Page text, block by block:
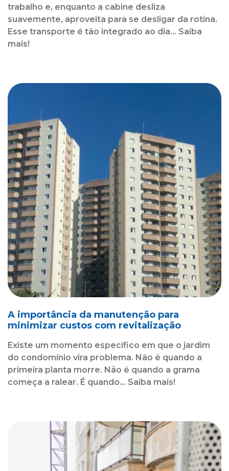
trabalho e, enquanto a cabine desliza
suavemente, aproveita para se desligar da rotina.
Esse transporte é tão integrado ao dia... Saiba
mais!
A importância da manutenção para
minimizar custos com revitalização
Existe um momento específico em que o jardim
do condomínio vira problema. Não é quando a
primeira planta morre. Não é quando a grama
começa a ralear. É quando... Saiba mais!